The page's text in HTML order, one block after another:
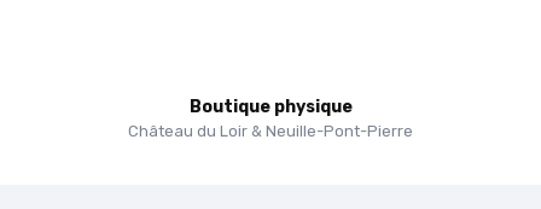
Boutique physique
Château du Loir & Neuille-Pont-Pierre